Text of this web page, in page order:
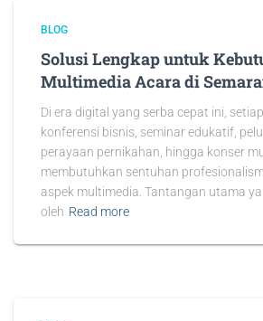
BLOG
Solusi Lengkap untuk
Multimedia Acara di
Di era digital yang serba cepat ini,
konferensi bisnis, seminar edukatif,
perayaan pernikahan, hingga konser
membutuhkan sentuhan
aspek multimedia. Tantangan utama
oleh Read more